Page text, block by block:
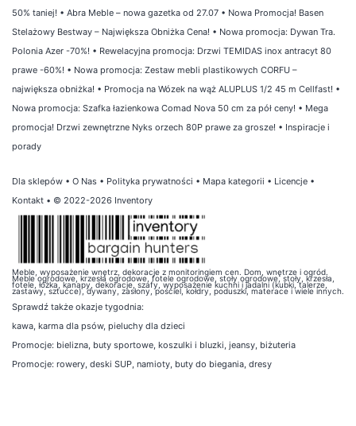
50% taniej! • Abra Meble – nowa gazetka od 27.07 • Nowa Promocja! Basen
Stelażowy Bestway – Największa Obniżka Cena! • Nowa promocja: Dywan Tra.
Polonia Azer -70%! • Rewelacyjna promocja: Drzwi TEMIDAS inox antracyt 80
prawe -60%! • Nowa promocja: Zestaw mebli plastikowych CORFU –
największa obniżka! • Promocja na Wózek na wąż ALUPLUS 1/2 45 m Cellfast! •
Nowa promocja: Szafka łazienkowa Comad Nova 50 cm za pół ceny! • Mega
promocja! Drzwi zewnętrzne Nyks orzech 80P prawe za grosze! • Inspiracje i
porady
Dla sklepów • O Nas • Polityka prywatności • Mapa kategorii • Licencje •
Kontakt • © 2022-2026 Inventory
Meble, wyposażenie wnętrz, dekoracje z monitoringiem cen. Dom, wnętrze i ogród.
Meble ogrodowe, krzesła ogrodowe, fotele ogrodowe, stoły ogrodowe, stoły, krzesła,
fotele, łóżka, kanapy, dekoracje, szafy, wyposażenie kuchni i jadalni (kubki, talerze,
zastawy, sztućce), dywany, zasłony, pościel, kołdry, poduszki, materace i wiele innych.
Sprawdź także okazje tygodnia:
kawa, karma dla psów, pieluchy dla dzieci
Promocje: bielizna, buty sportowe, koszulki i bluzki, jeansy, biżuteria
Promocje: rowery, deski SUP, namioty, buty do biegania, dresy